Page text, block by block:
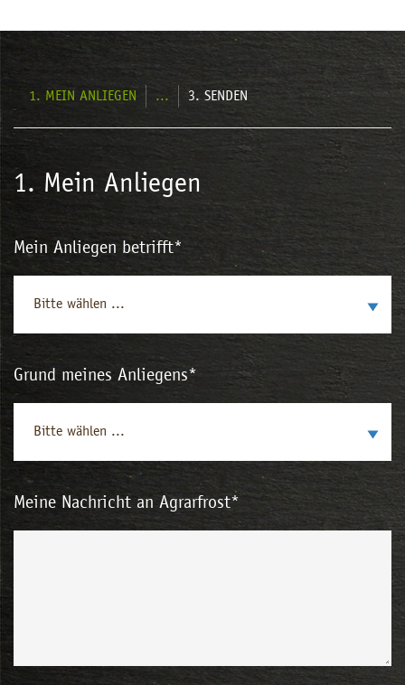
1. MEIN ANLIEGEN 3. SENDEN
1. Mein Anliegen
Mein Anliegen betrifft*
Bitte wählen ...
Grund meines Anliegens*
Bitte wählen ...
Meine Nachricht an Agrarfrost*